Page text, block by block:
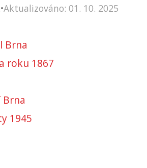
•Aktualizováno: 01. 10. 2025
Brna
roku 1867
1945